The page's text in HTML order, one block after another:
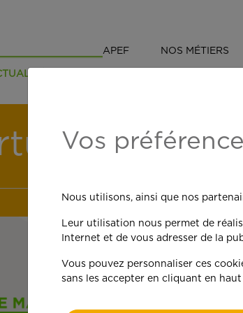
APEF NOS MÉTIERS
d'une
Vos
Nous utilisons, ainsi que nos
Leur utilisation nous permet de
Internet et de vous adresser de la
Vous pouvez personnaliser ces
sans les accepter en cliquant en